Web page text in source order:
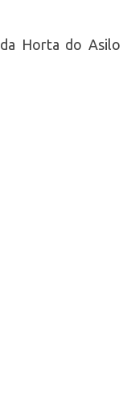
Horta do Asilo